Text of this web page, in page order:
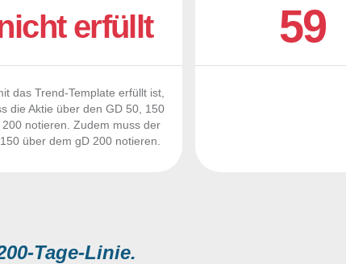
erfüllt
das Trend-Template erfüllt ist,
die Aktie über den GD 50, 150
200 notieren. Zudem muss der
über dem gD 200 notieren.
59
Tage-Linie.